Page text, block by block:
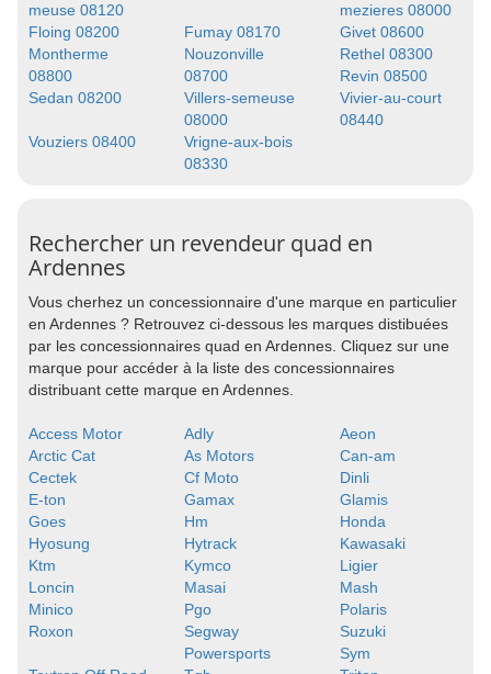
meuse 08120
mezieres 08000
Floing 08200
Fumay 08170
Givet 08600
Montherme
08800
Nouzonville
08700
Rethel 08300
Revin 08500
Sedan 08200
Villers-semeuse
08000
Vivier-au-court
08440
Vouziers 08400
Vrigne-aux-bois
08330
Rechercher un revendeur quad en
Ardennes
Vous cherhez un concessionnaire d'une marque en particulier
en Ardennes ? Retrouvez ci-dessous les marques distibuées
par les concessionnaires quad en Ardennes. Cliquez sur une
marque pour accéder à la liste des concessionnaires
distribuant cette marque en Ardennes.
Access Motor Adly
Aeon
Arctic Cat
As Motors
Can-am
Cectek
Cf Moto
Dinli
E-ton
Gamax
Glamis
Goes
Hm
Honda
Hyosung
Hytrack
Kawasaki
Ktm
Kymco
Ligier
Loncin
Masai
Mash
Minico
Pgo
Polaris
Roxon
Segway
Powersports
Suzuki
Sym